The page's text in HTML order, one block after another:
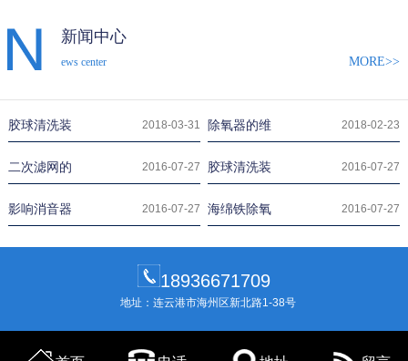
新闻中心
ews center MORE>>
胶球清洗装 2018-03-31 除氧器的维 2018-02-23
二次滤网的 2016-07-27 胶球清洗装 2016-07-27
影响消音器 2016-07-27 海绵铁除氧 2016-07-27
18936671709
地址：连云港市海州区新北路1-38号